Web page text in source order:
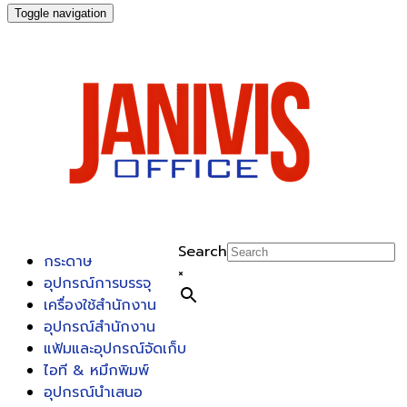
Toggle navigation
Search
×
กระดาษ
อุปกรณ์การบรรจุ
เครื่องใช้สำนักงาน
อุปกรณ์สำนักงาน
แฟ้มและอุปกรณ์จัดเก็บ
ไอที & หมึกพิมพ์
อุปกรณ์นำเสนอ